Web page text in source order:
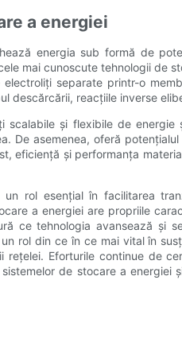
a energiei
energia sub formă de
mai cunoscute tehnologii de
separate printr-o
descărcării, reacțiile inverse
scalabile și flexibile de
De asemenea, oferă
eficiență și performanța
rol esențial în facilitarea
a energiei are propriile
ce tehnologia avansează și
rol din ce în ce mai vital în
Eforturile continue de
de stocare a energiei